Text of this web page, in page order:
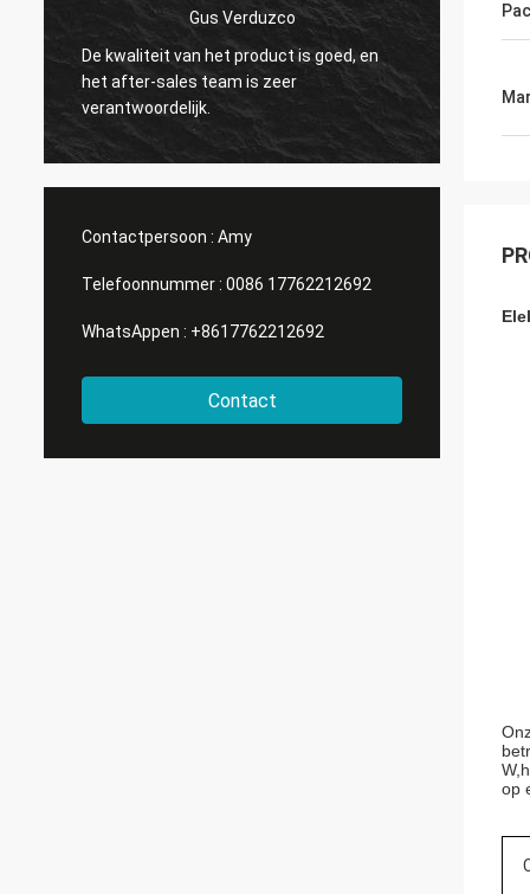
Gus Verduzco
De kwaliteit van het product is goed, en
het after-sales team is zeer
verantwoordelijk.
Contactpersoon : Amy
Telefoonnummer : 0086 17762212692
WhatsAppen : +8617762212692
Contact
W,
op